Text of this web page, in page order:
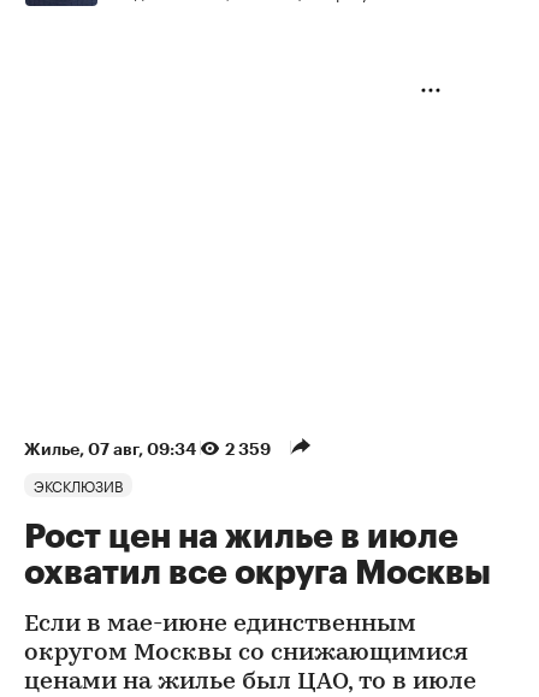
Жилье⁠, 07 авг, 09:34 2 359
ЭКСКЛЮЗИВ
Рост цен на жилье в июле
охватил все округа Москвы
Если в мае-июне единственным
округом Москвы со снижающимися
ценами на жилье был ЦАО, то в июле